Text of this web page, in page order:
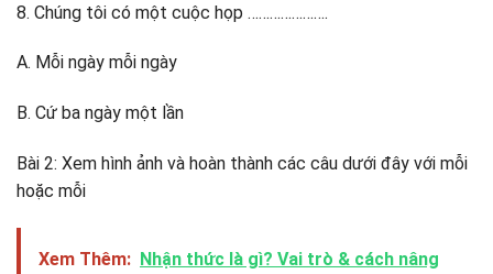
8. Chúng tôi có một cuộc họp ………………….
A. Mỗi ngày mỗi ngày
B. Cứ ba ngày một lần
Bài 2: Xem hình ảnh và hoàn thành các câu dưới đây với mỗi
hoặc mỗi
Xem Thêm: Nhận thức là gì? Vai trò & cách nâng